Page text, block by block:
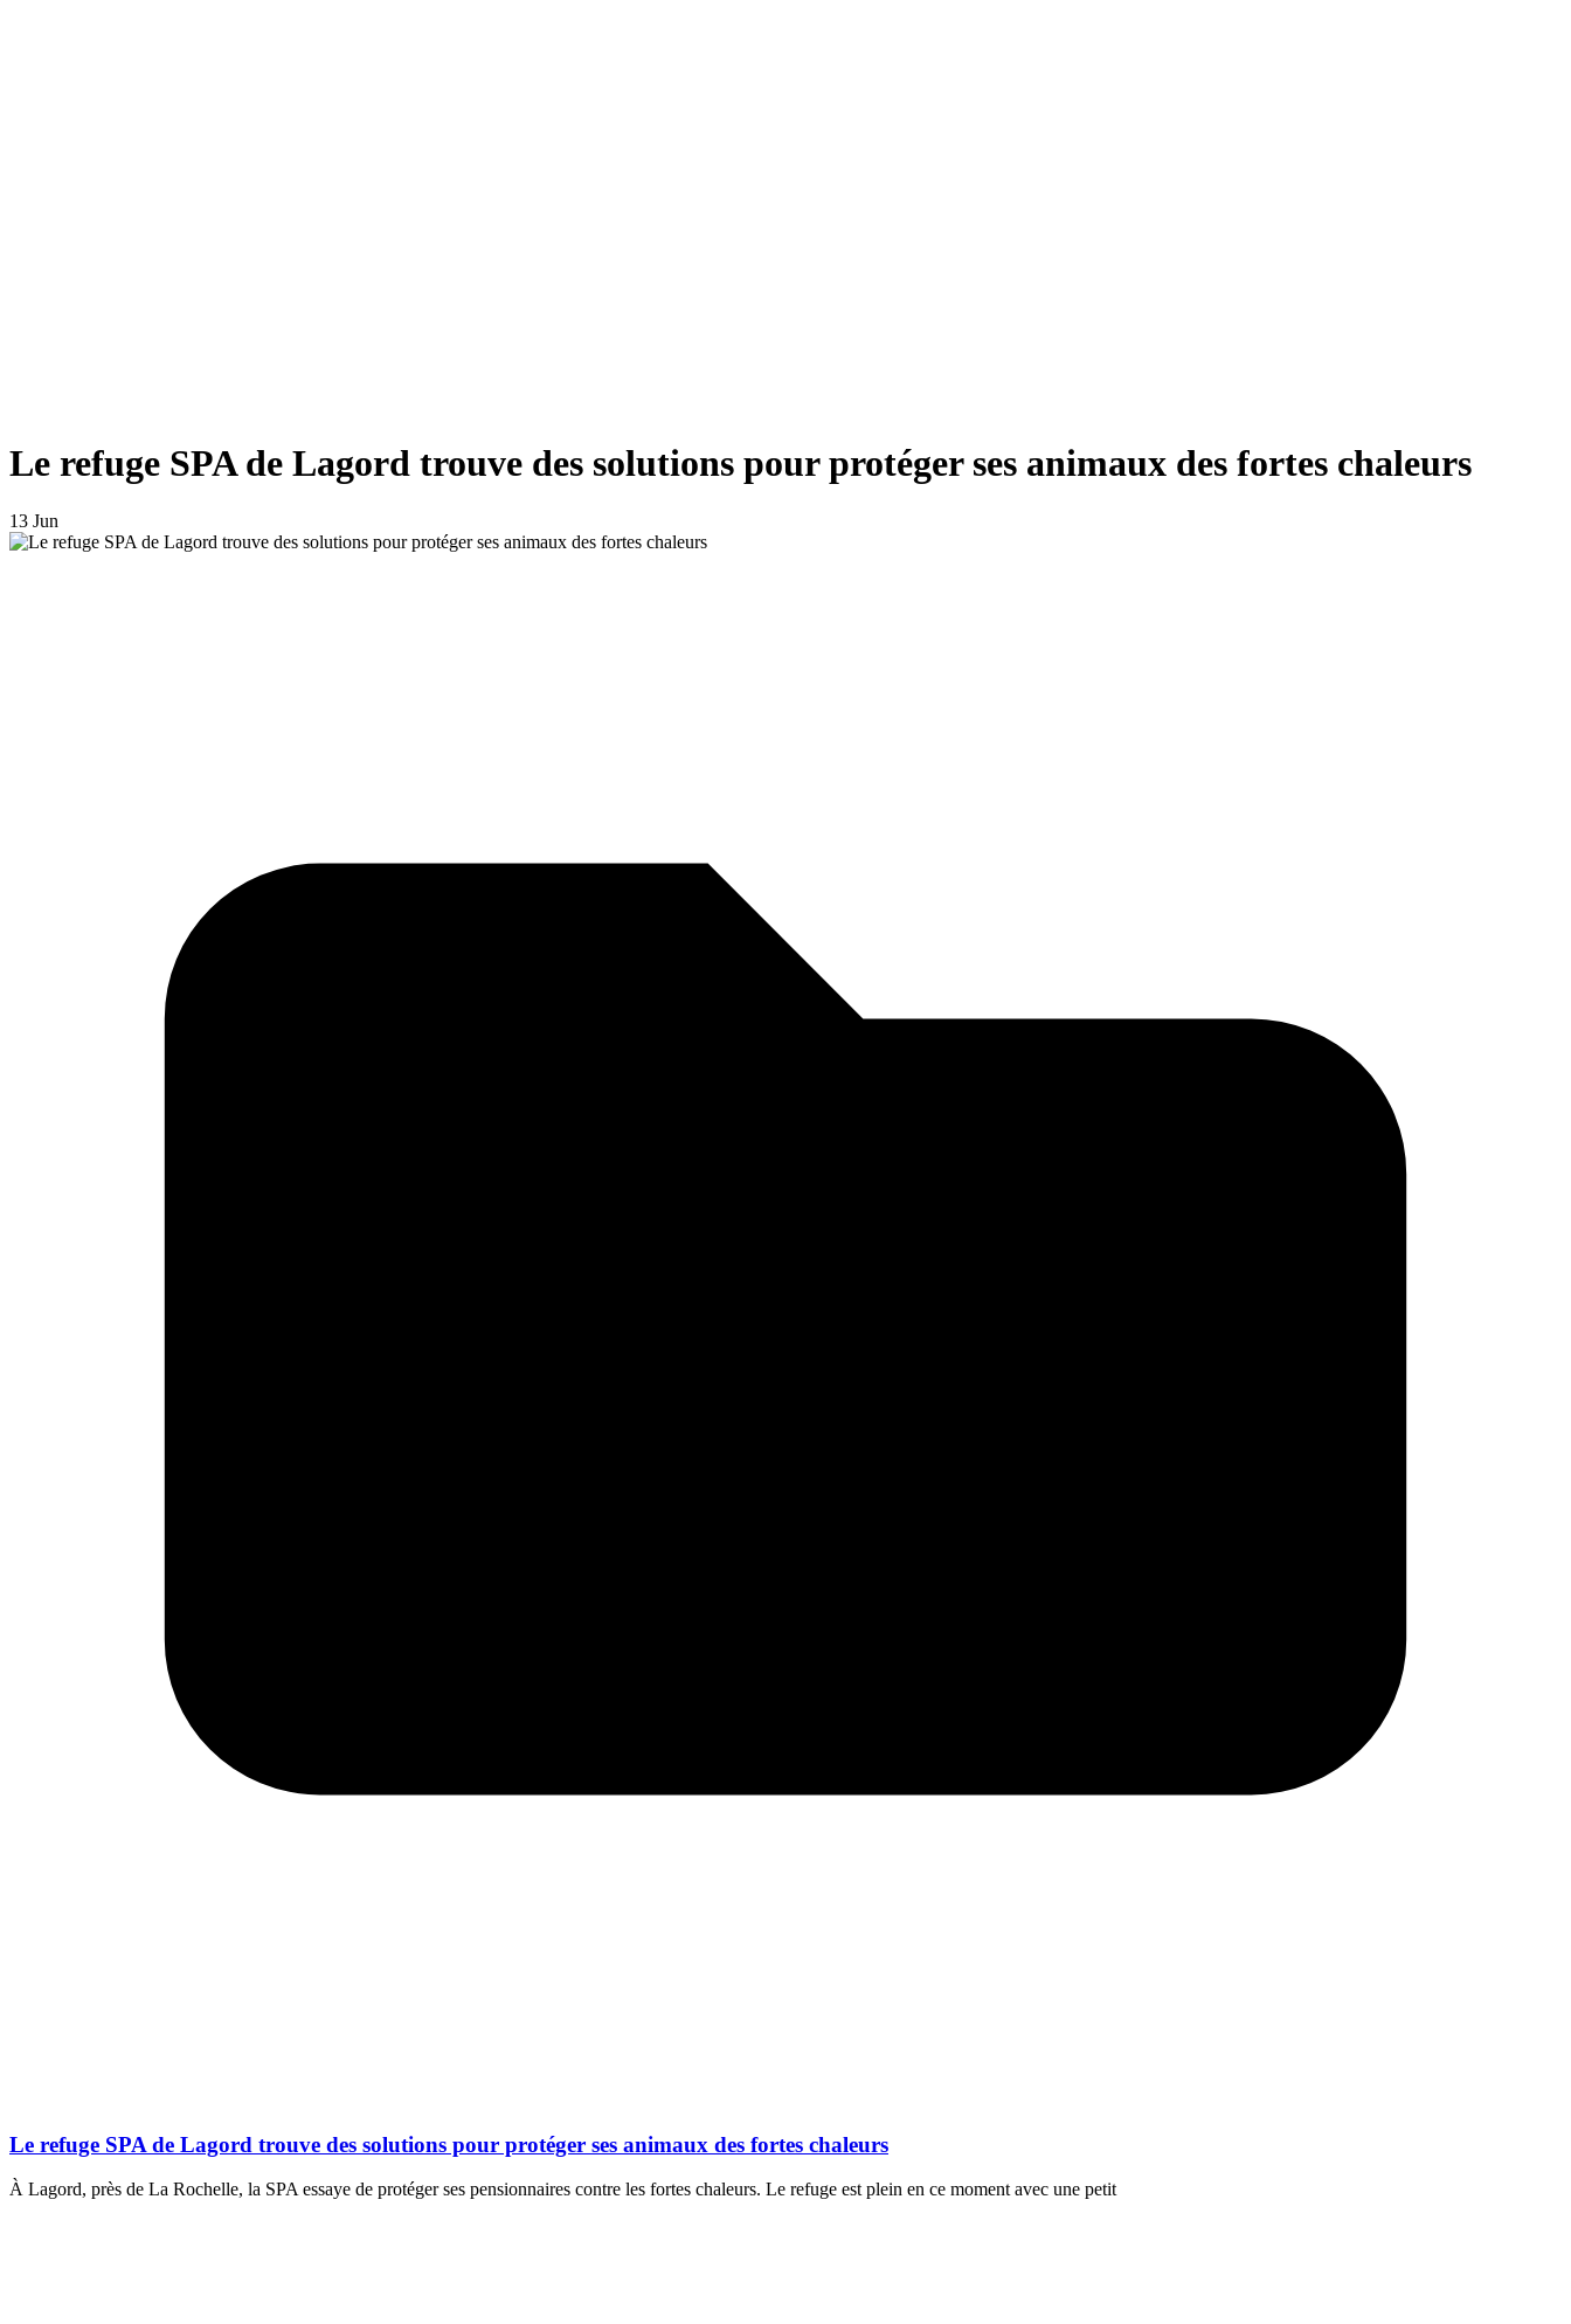
Le refuge SPA de Lagord trouve des solutions pour protéger ses animaux des fortes chaleurs
13 Jun
Le refuge SPA de Lagord trouve des solutions pour protéger ses animaux des fortes chaleurs
À Lagord, près de La Rochelle, la SPA essaye de protéger ses pensionnaires contre les fortes chaleurs. Le refuge est plein en ce moment avec une petit